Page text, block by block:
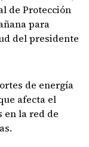
de Protección
para
del presidente
de energía
afecta el
en la red de